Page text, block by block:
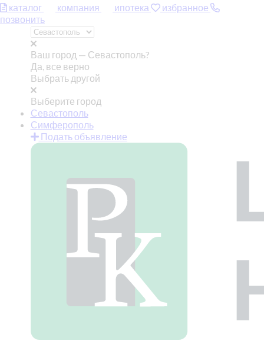
каталог компания ипотека
избранное
позвонить
Ваш город — Севастополь?
Да, все верно
Выбрать другой
Выберите город
Севастополь
Симферополь
Подать объявление